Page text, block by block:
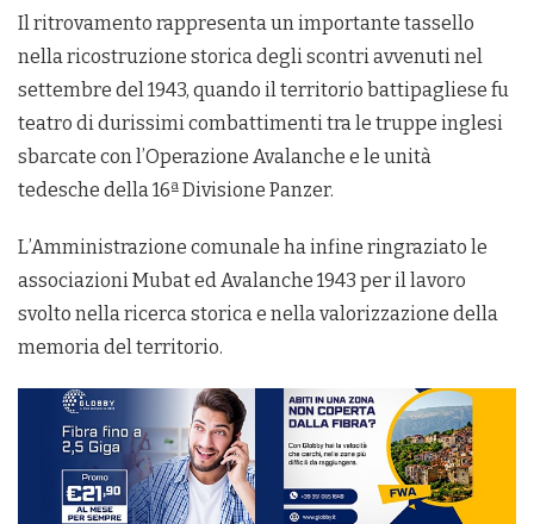
Il ritrovamento rappresenta un importante tassello
nella ricostruzione storica degli scontri avvenuti nel
settembre del 1943, quando il territorio battipagliese fu
teatro di durissimi combattimenti tra le truppe inglesi
sbarcate con l’Operazione Avalanche e le unità
tedesche della 16ª Divisione Panzer.
L’Amministrazione comunale ha infine ringraziato le
associazioni Mubat ed Avalanche 1943 per il lavoro
svolto nella ricerca storica e nella valorizzazione della
memoria del territorio.